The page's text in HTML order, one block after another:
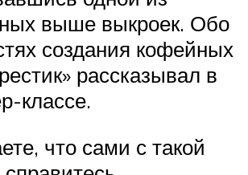
выше выкроек. Обо
создания кофейных
рассказывал в
классе.
что сами с такой